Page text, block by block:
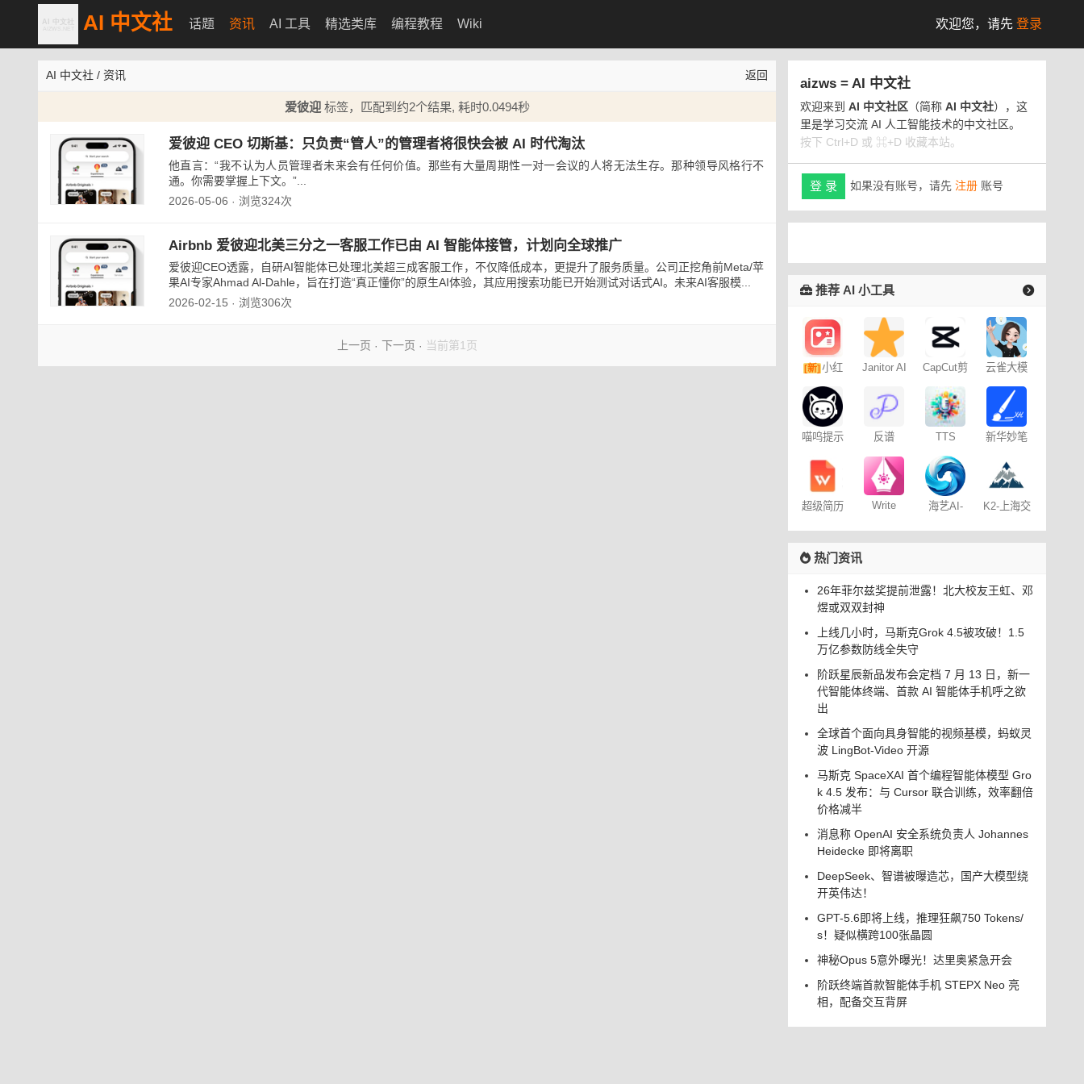
AI 中文社 话题 资讯 AI 工具 精选类库 编程教程 Wiki 欢迎您， 请先 登录
AI 中文社 / 资讯 返回
爱彼迎标签，匹配到约2个结果, 耗时0.0494秒
爱彼迎 CEO 切斯基：只负责“管人”的管理者将很快会被 AI 时代淘汰
他直言：“我不认为人员管理者未来会有任何价值。那些有大量周期性一对一会议的人将无法生存。那种领导风格行不
通。你需要掌握上下文。”...
2026-05-06 · 浏览324次
Airbnb 爱彼迎北美三分之一客服工作已由 AI 智能体接管，计划向全球推广
爱彼迎CEO透露，自研AI智能体已处理北美超三成客服工作，不仅降低成本，更提升了服务质量。公司正挖角前Meta/苹
果AI专家Ahmad Al-Dahle，旨在打造“真正懂你”的原生AI体验，其应用搜索功能已开始测试对话式AI。未来AI客服模...
2026-02-15 · 浏览306次
上一页 · 下一页 · 当前第1页
aizws = AI 中文社
欢迎来到 AI 中文社区 （简称 AI 中文社），这
里是学习交流 AI 人工智能技术的中文社区。
按下 Ctrl+D 或 ⌘+D 收藏本站。
登 录 如果没有账号，请先 注册 账号
推荐 AI 小工具
[新] 小红
书图文笔
记
Janitor AI
聊天
CapCut剪
云雀大模
喵呜提示
反谱
TTS
新华妙笔
超级简历
Write
海艺AI-
K2-上海交
热门资讯
26年菲尔兹奖提前泄露！北大校友王虹、邓
煜或双双封神
上线几小时，马斯克Grok 4.5被攻破！1.5
万亿参数防线全失守
阶跃星辰新品发布会定档 7 月 13 日，新一
代智能体终端、首款 AI 智能体手机呼之欲
出
全球首个面向具身智能的视频基模，蚂蚁灵
波 LingBot-Video 开源
马斯克 SpaceXAI 首个编程智能体模型 Gro
k 4.5 发布：与 Cursor 联合训练，效率翻倍
价格减半
消息称 OpenAI 安全系统负责人 Johannes
Heidecke 即将离职
DeepSeek、智谱被曝造芯，国产大模型绕
开英伟达！
GPT-5.6即将上线，推理狂飙750 Tokens/
s！疑似横跨100张晶圆
神秘Opus 5意外曝光！达里奥紧急开会
阶跃终端首款智能体手机 STEPX Neo 亮
相，配备交互背屏